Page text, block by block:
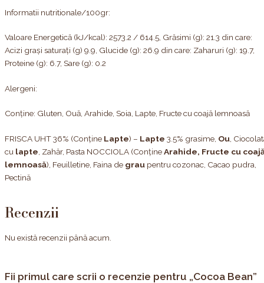
Informatii nutritionale/100gr:
Valoare Energetică (kJ/kcal): 2573.2 / 614.5, Grăsimi (g): 21.3 din care:
Acizi grași saturați (g) 9.9, Glucide (g): 26.9 din care: Zaharuri (g): 19.7,
Proteine (g): 6.7, Sare (g): 0.2
Alergeni:
Conține: Gluten, Ouă, Arahide, Soia, Lapte, Fructe cu coajă lemnoasă
FRISCA UHT 36% (Conține Lapte) – Lapte 3.5% grasime, Ou ,
cu lapte , Zahăr, Pasta NOCCIOLA (ConțineArahide, Fructe cu
lemnoasă), Feuilletine, Faina de grau pentru cozonac, Cacao pudra,
Pectină
Recenzii
Nu există recenzii până acum.
Fii primul care scrii o recenzie pentru „Cocoa Bean”